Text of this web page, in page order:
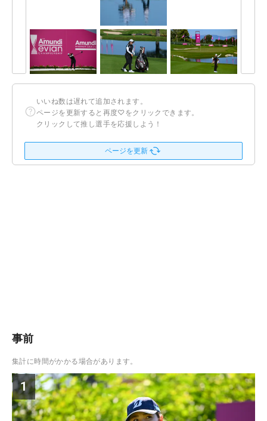
いいね数は遅れて追加されます。
ページを更新すると再度♡をクリックできます。
クリックして推し選手を応援しよう！
ページを更新
事前
集計に時間がかかる場合があります。
1